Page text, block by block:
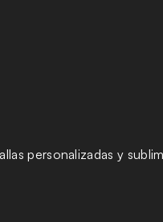
personalizadas y